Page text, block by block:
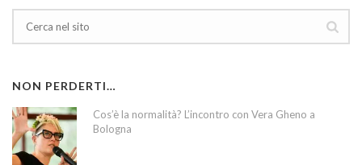
NON PERDERTI…
Cos’è la normalità? L’incontro con Vera Gheno a
Bologna